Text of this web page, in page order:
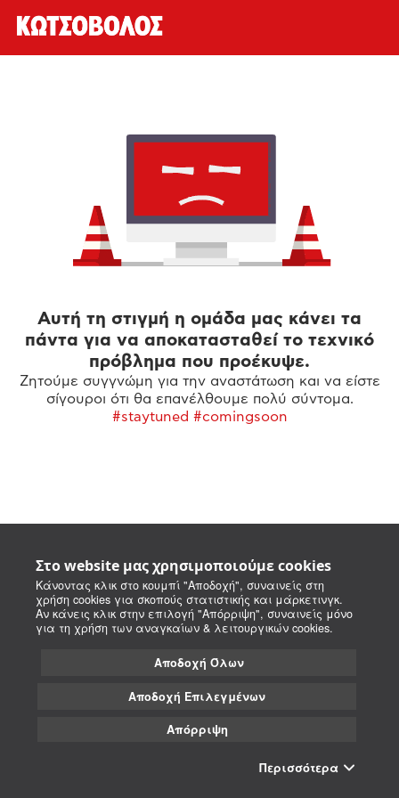
Στο website μας χρησιμοποιούμε cookies
Κάνοντας κλικ στο κουμπί "Αποδοχή", συναινείς στη
χρήση cookies για σκοπούς στατιστικής και μάρκετινγκ.
Αν κάνεις κλικ στην επιλογή "Απόρριψη", συναινείς μόνο
για τη χρήση των αναγκαίων & λειτουργικών cookies.
Αποδοχή Όλων
Αποδοχή Επιλεγμένων
Απόρριψη
Περισσότερα
Αυτή τη στιγμή η ομάδα μας κάνει τα
πάντα για να αποκατασταθεί το τεχνικό
πρόβλημα που προέκυψε.
Ζητούμε συγγνώμη για την αναστάτωση και να είστε
σίγουροι ότι θα επανέλθουμε πολύ σύντομα.
#staytuned #comingsoon